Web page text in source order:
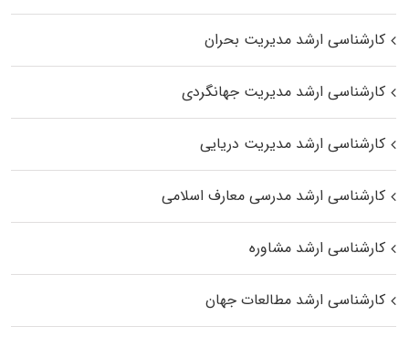
کارشناسی ارشد مدیریت بحران
کارشناسی ارشد مدیریت جهانگردی
کارشناسی ارشد مدیریت دریایی
کارشناسی ارشد مدرسی معارف اسلامی
کارشناسی ارشد مشاوره
کارشناسی ارشد مطالعات جهان